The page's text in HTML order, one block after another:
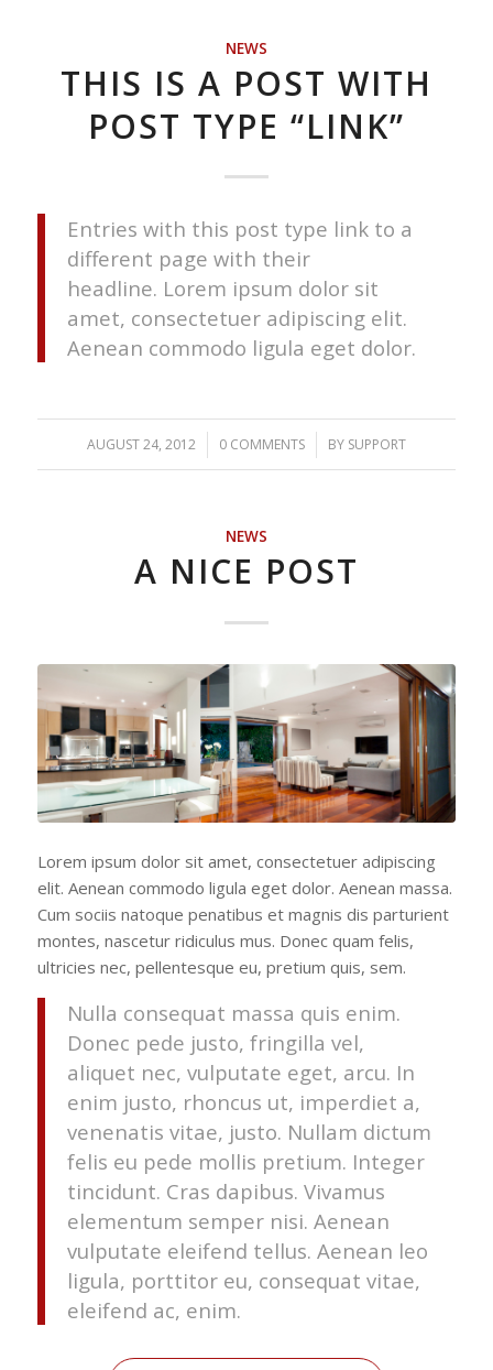
NEWS
THIS IS A POST WITH
POST TYPE “LINK”
Entries with this post type link to a
different page with their
headline. Lorem ipsum dolor sit
amet, consectetuer adipiscing elit.
Aenean commodo ligula eget dolor.
AUGUST 24, 2012
/ 0 COMMENTS
/ BY SUPPORT
NEWS
A NICE POST
Lorem ipsum dolor sit amet, consectetuer adipiscing
elit. Aenean commodo ligula eget dolor. Aenean massa.
Cum sociis natoque penatibus et magnis dis parturient
montes, nascetur ridiculus mus. Donec quam felis,
ultricies nec, pellentesque eu, pretium quis, sem.
Nulla consequat massa quis enim.
Donec pede justo, fringilla vel,
aliquet nec, vulputate eget, arcu. In
enim justo, rhoncus ut, imperdiet a,
venenatis vitae, justo. Nullam dictum
felis eu pede mollis pretium. Integer
tincidunt. Cras dapibus. Vivamus
elementum semper nisi. Aenean
vulputate eleifend tellus. Aenean leo
ligula, porttitor eu, consequat vitae,
eleifend ac, enim.